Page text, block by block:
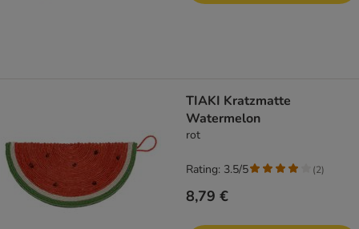
TIAKI Kratzmatte
Watermelon
rot
8,79 €
Rating: 3.5/5 (2)